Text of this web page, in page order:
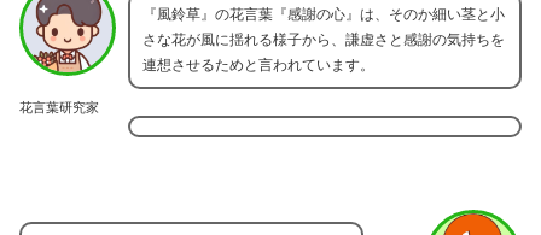
花言葉研究家
『風鈴草』の花言葉『感謝の心』は、そのか細い茎と小
さな花が風に揺れる様子から、謙虚さと感謝の気持ちを
連想させるためと言われています。